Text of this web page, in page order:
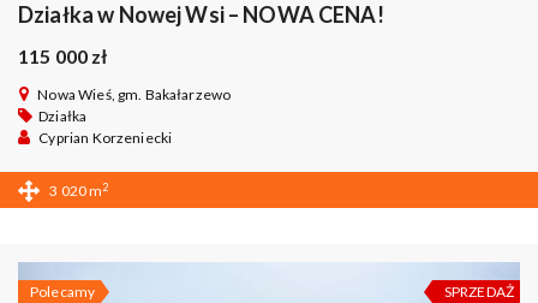
Działka w Nowej Wsi – NOWA CENA!
115 000 zł
Nowa Wieś, gm. Bakałarzewo
Działka
Cyprian Korzeniecki
3 020 m2
Polecamy
SPRZEDAŻ